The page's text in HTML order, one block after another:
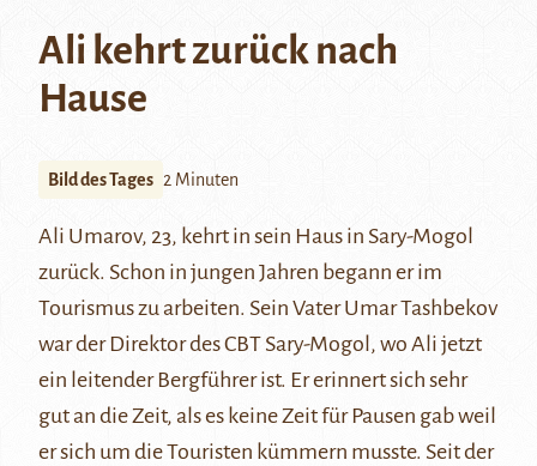
Ali kehrt zurück nach
Hause
Bild des Tages 2 Minuten
Ali Umarov, 23, kehrt in sein Haus in Sary-Mogol
zurück. Schon in jungen Jahren begann er im
Tourismus zu arbeiten. Sein Vater Umar Tashbekov
war der Direktor desCBT Sary-Mogol , wo Ali jetzt
ein leitender Bergführer ist. Er erinnert sich sehr
gut an die Zeit, als es keine Zeit für Pausen gab weil
er sich um die Touristen kümmern musste. Seit der